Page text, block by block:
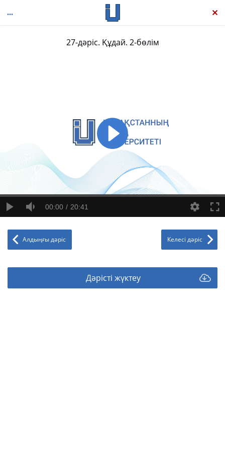
27-дәріс. Құдай. 2-бөлім
00:00 20:41
Алдыңғы дәріс Келесі дәріс
Дәрісті жүктеу